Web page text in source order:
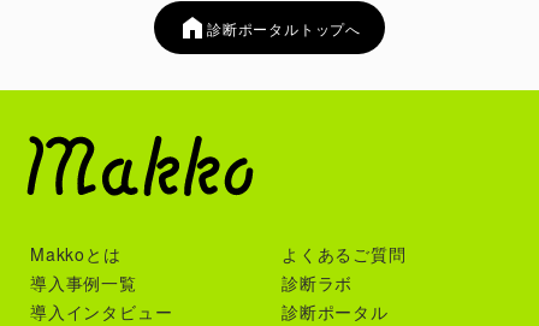
診断ポータルトップへ
Makkoとは
導入事例一覧
導入インタビュー
よくあるご質問
診断ラボ
診断ポータル